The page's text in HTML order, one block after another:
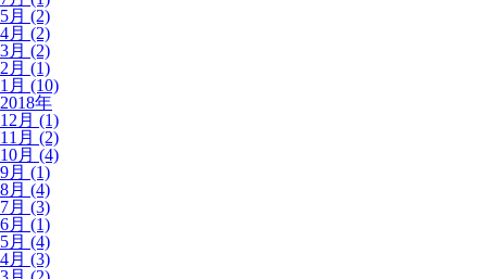
5月 (2)
4月 (2)
3月 (2)
2月 (1)
1月 (10)
2018年
12月 (1)
11月 (2)
10月 (4)
9月 (1)
8月 (4)
7月 (3)
6月 (1)
5月 (4)
4月 (3)